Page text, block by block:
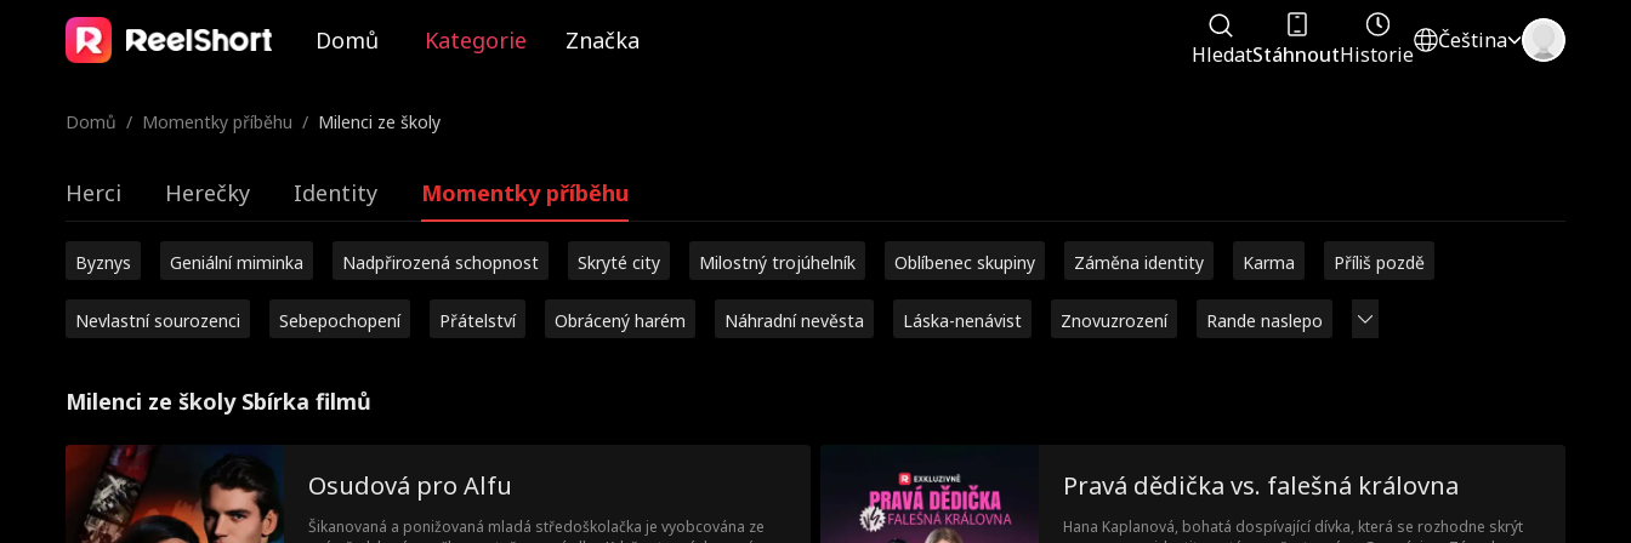
Domů Kategorie Značka HledatStáhnoutHistorie
Čeština
Domů / Momentky příběhu / Milenci ze školy
Herci Herečky Identity Momentky příběhu
Byznys Geniální miminka Nadpřirozená schopnost Skryté city Milostný trojúhelník Oblíbenec skupiny Záměna identity Karma Příliš pozdě
Nevlastní sourozenci Sebepochopení Přátelství Obrácený harém Náhradní nevěsta Láska-nenávist Znovuzrození Rande naslepo
Milenci ze školy Sbírka filmů
Osudová pro Alfu
Šikanovaná a ponižovaná mladá středoškolačka je vyobcována ze
Pravá dědička vs. falešná královna
Hana Kaplanová, bohatá dospívající dívka, která se rozhodne skrýt